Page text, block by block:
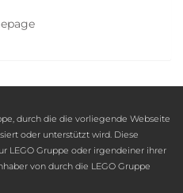
durch die die vorliegende Webseite
oder unterstützt wird. Diese
LEGO Gruppe oder irgendeiner ihrer
von durch die LEGO Gruppe